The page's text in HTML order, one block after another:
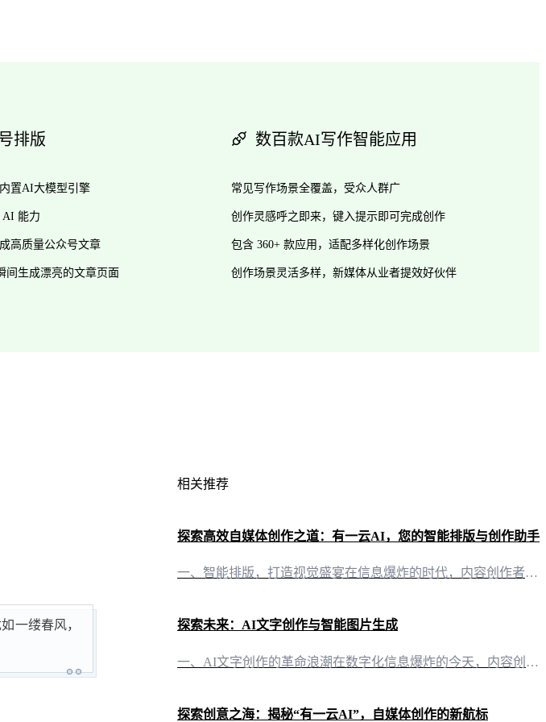
排版
置AI大模型引擎
AI 能力
高质量公众号文章
间生成漂亮的文章页面
数百款AI写作智能应用
常见写作场景全覆盖，受众人群广
创作灵感呼之即来，键入提示即可完成创作
包含 360+ 款应用，适配多样化创作场景
创作场景灵活多样，新媒体从业者提效好伙伴
一缕春风，
相关推荐
探索高效自媒体创作之道：有一云AI，您的智能排版与创作助手
一、智能排版，打造视觉盛宴在信息爆炸的时代，内容创作者们都在追求一篇篇引人入胜的文章。而“有一云AI”正是为了满足这一需求而生。它不仅为自媒体创作者们提供了前沿的AI技术服务，更是将创作过程中的繁琐步骤自动化，让您的文章排版变得轻松而高效。 1. 数千款装修皮肤，个性化定制在“有一云AI”中，您将发现包含标题、内容、图文、分隔、引导等五大类的数千款装修皮肤。这些精心设计的皮肤能够为您的文章增色添
探索未来：AI文字创作与智能图片生成
一、AI文字创作的革命浪潮在数字化信息爆炸的今天，内容创作成为连接创作者与受众的桥梁。随着技术的不断进步，AI文字创作应运而生，为自媒体创作者们带来前所未有的便利。其中，有一云AI，这款创新型AI智能写作+排版软件，正引领着文字创作的革命浪潮。 二、文字与视觉的完美融合 1. AI智能排版，千款皮肤任你挑选在内容排版方面，有一云AI提供了包含标题、内容、图文、分隔、引导五大类的数千款装修皮肤。这
探索创意之海：揭秘“有一云AI”，自媒体创作的新航标